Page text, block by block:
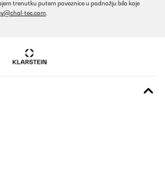
trenutku putem poveznice u podnožju bilo koje
tec.com